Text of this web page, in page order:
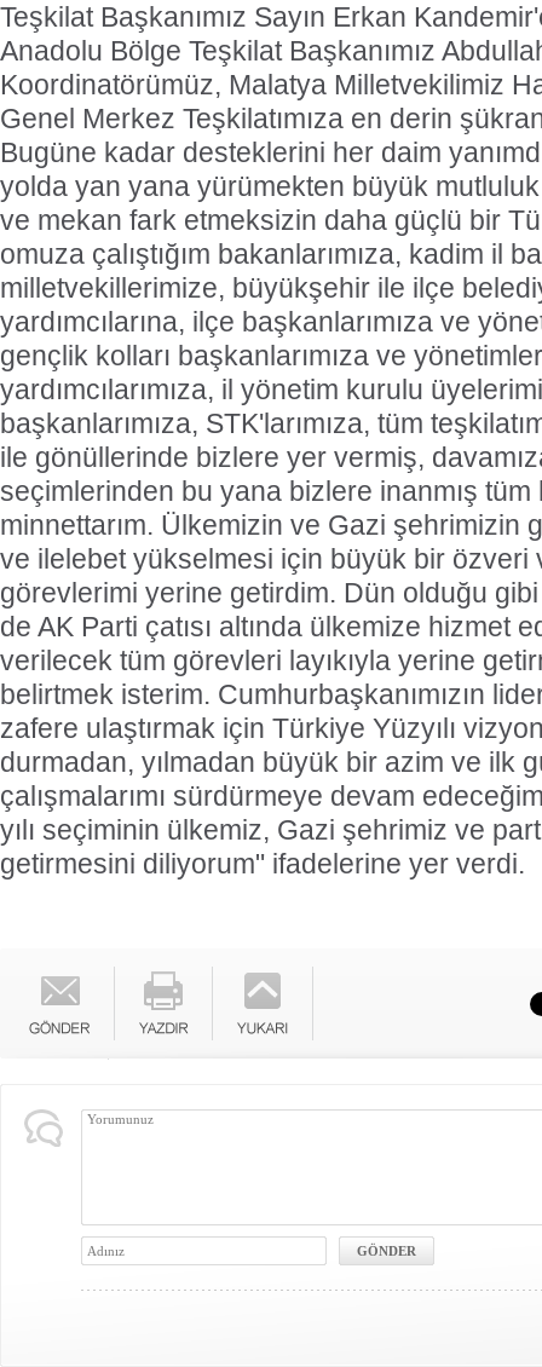
Teşkilat Başkanımız Sayın Erkan
Anadolu Bölge Teşkilat Başkanımız
Koordinatörümüz, Malatya Milletvekilimiz
Genel Merkez Teşkilatımıza en derin
Bugüne kadar desteklerini her daim
yolda yan yana yürümekten büyük
ve mekan fark etmeksizin daha güçlü bir
omuza çalıştığım bakanlarımıza, kadim il
milletvekillerimize, büyükşehir ile ilçe
yardımcılarına, ilçe başkanlarımıza ve
gençlik kolları başkanlarımıza ve
yardımcılarımıza, il yönetim kurulu
başkanlarımıza, STK'larımıza, tüm
ile gönüllerinde bizlere yer vermiş,
seçimlerinden bu yana bizlere inanmış
minnettarım. Ülkemizin ve Gazi şehrimizin
ve ilelebet yükselmesi için büyük bir özveri
görevlerimi yerine getirdim. Dün olduğu
de AK Parti çatısı altında ülkemize hizmet
verilecek tüm görevleri layıkıyla yerine
belirtmek isterim. Cumhurbaşkanımızın
zafere ulaştırmak için Türkiye Yüzyılı
durmadan, yılmadan büyük bir azim ve ilk
çalışmalarımı sürdürmeye devam
yılı seçiminin ülkemiz, Gazi şehrimiz ve
getirmesini diliyorum" ifadelerine yer verdi.